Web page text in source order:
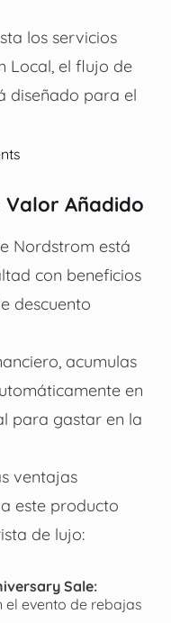
los servicios
Local, el flujo de
diseñado para el
Valor Añadido
Nordstrom está
con beneficios
descuento
acumulas
en
para gastar en la
ventajas
este producto
de lujo:
Sale:
el evento de rebajas